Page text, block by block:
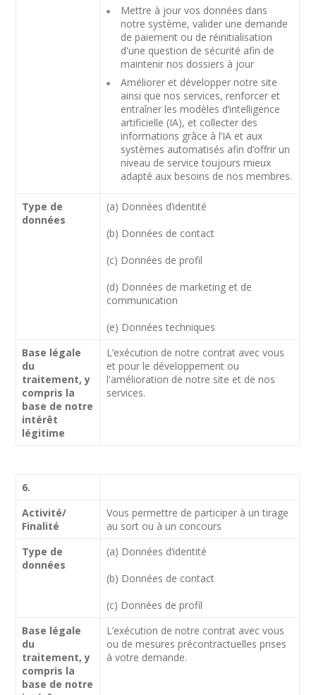
Mettre à jour vos données dans
notre système, valider une demande
de paiement ou de réinitialisation
d'une question de sécurité afin de
maintenir nos dossiers à jour
Améliorer et développer notre site
ainsi que nos services, renforcer et
entraîner les modèles d’intelligence
artificielle (IA), et collecter des
informations grâce à l’IA et aux
systèmes automatisés afin d’offrir un
niveau de service toujours mieux
adapté aux besoins de nos membres.
Type de
données
(a) Données d’identité
(b) Données de contact
(c) Données de profil
(d) Données de marketing et de
communication
(e) Données techniques
Base légale
du
traitement, y
compris la
base de notre
intérêt
légitime
L’exécution de notre contrat avec vous
et pour le développement ou
l'amélioration de notre site et de nos
services.
6.
Activité/
Finalité
Vous permettre de participer à un tirage
au sort ou à un concours
Type de
données
(a) Données d’identité
(b) Données de contact
(c) Données de profil
Base légale
du
traitement, y
compris la
base de notre
L’exécution de notre contrat avec vous
ou de mesures précontractuelles prises
à votre demande.